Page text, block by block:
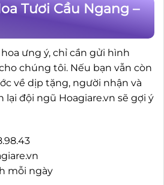
Tươi Cầu Ngang –
ưng ý, chỉ cần gửi hình
chúng tôi. Nếu bạn vẫn còn
về dịp tặng, người nhận và
lại đội ngũ Hoagiare.vn sẽ gợi ý
mỗi ngày